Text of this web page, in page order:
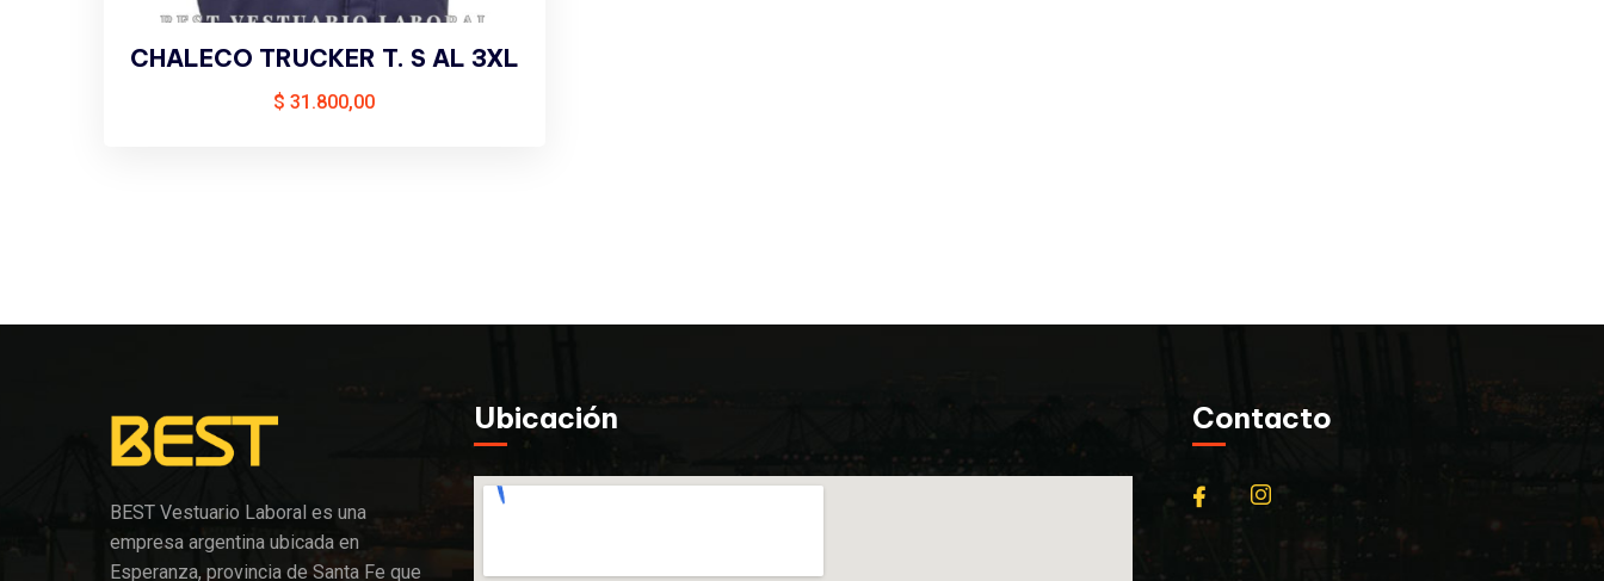
CHALECO TRUCKER T. S AL 3XL
$ 31.800,00
BEST Vestuario Laboral es una
empresa argentina ubicada en
Esperanza, provincia de Santa Fe que
Ubicación Contacto